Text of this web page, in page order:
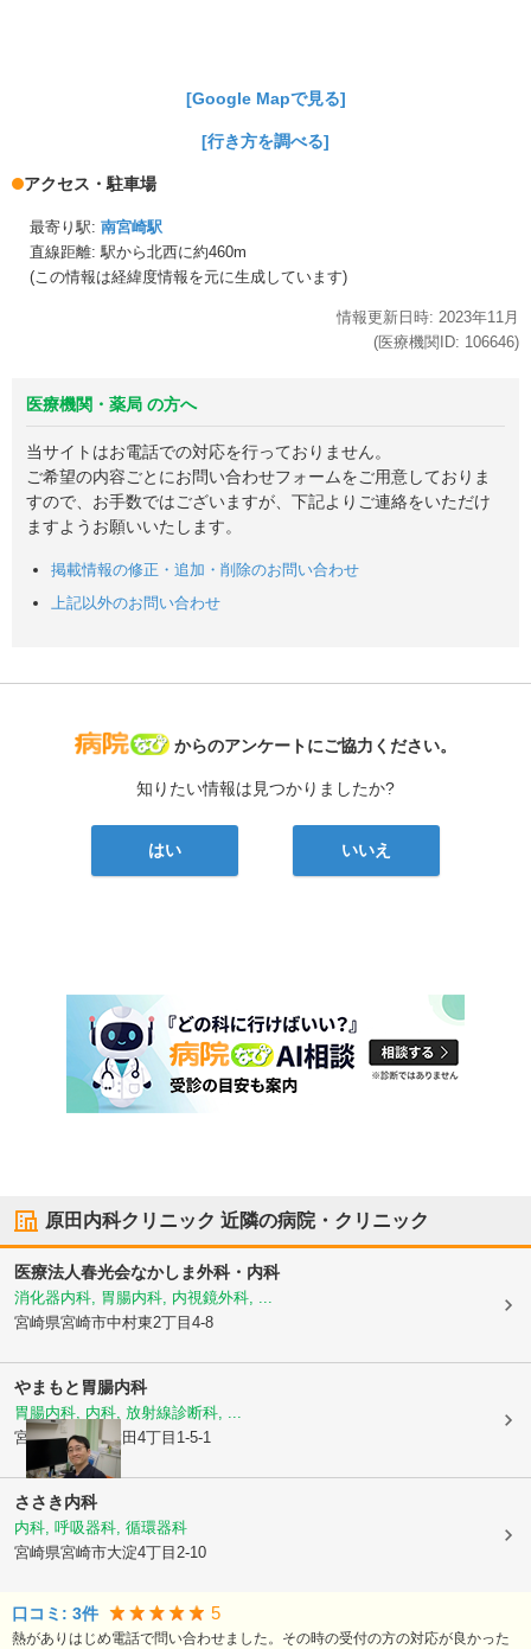
[Google Mapで見る]
[行き方を調べる]
アクセス・駐車場
最寄り駅: 南宮崎駅
直線距離: 駅から北西に約460m
(この情報は経緯度情報を元に生成しています)
情報更新日時: 2023年11月
(医療機関ID: 106646)
医療機関・薬局 の方へ
当サイトはお電話での対応を行っておりません。
ご希望の内容ごとにお問い合わせフォームをご用意しておりま
すので、お手数ではございますが、下記よりご連絡をいただけ
ますようお願いいたします。
掲載情報の修正・追加・削除のお問い合わせ
上記以外のお問い合わせ
病院なび
からのアンケートにご協力ください。
知りたい情報は見つかりましたか?
はい いいえ
原田内科クリニック 近隣の病院・クリニック
医療法人春光会なかしま外科・内科
消化器内科, 胃腸内科, 内視鏡外科, ...
宮崎県宮崎市中村東2丁目4-8
やまもと胃腸内科
胃腸内科, 内科, 放射線診断科, ...
宮崎県宮崎市太田4丁目1-5-1
ささき内科
内科, 呼吸器科, 循環器科
宮崎県宮崎市大淀4丁目2-10
口コミ: 3件 5
熱がありはじめ電話で問い合わせました。その時の受付の方の対応が良かった